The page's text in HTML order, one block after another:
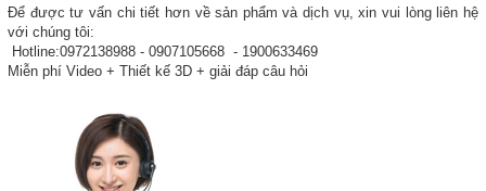
Để được tư vấn chi tiết hơn về sản phẩm và dịch vụ, xin vui lòng liên hệ
với chúng tôi:
Hotline:0972138988 - 0907105668 - 1900633469
Miễn phí Video + Thiết kế 3D + giải đáp câu hỏi